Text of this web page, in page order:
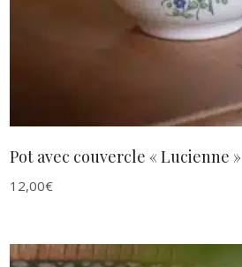
Pot avec couvercle « Lucienne »
12,00€